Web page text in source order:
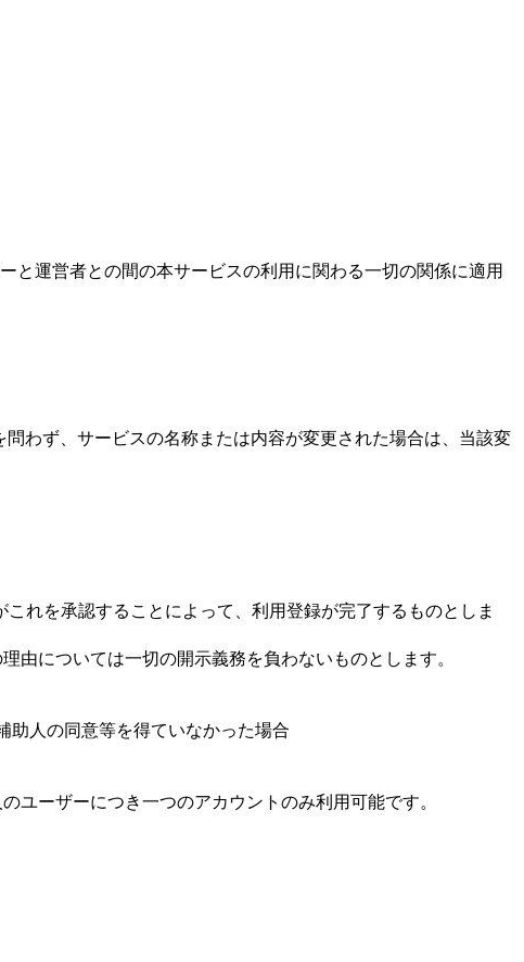
と運営者との間の本サービスの利用に関わる一切の関係に適用
わず、サービスの名称または内容が変更された場合は、当該変
れを承認することによって、利用登録が完了するものとしま
については一切の開示義務を負わないものとします。
助人の同意等を得ていなかった場合
ーザーにつき一つのアカウントのみ利用可能です。